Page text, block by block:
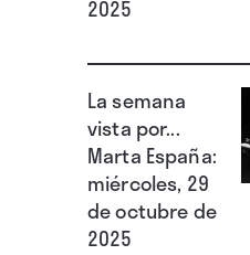
2025
La semana
vista por...
Marta España:
miércoles, 29
de octubre de
2025